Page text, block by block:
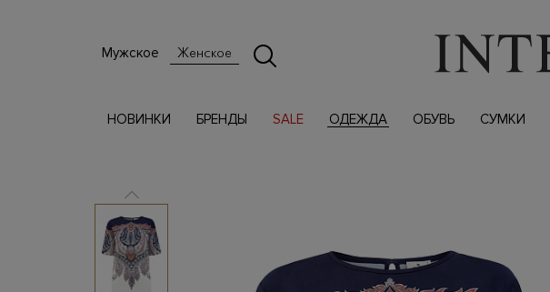
Мужское Женское
НОВИНКИ БРЕНДЫ SALE ОДЕЖДА ОБУВЬ СУМКИ